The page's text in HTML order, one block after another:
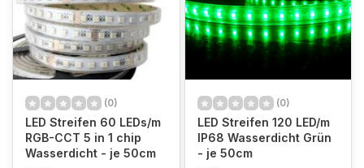
(0)
LED Streifen 60 LEDs/m
RGB-CCT 5 in 1 chip
Wasserdicht - je 50cm
(0)
LED Streifen 120 LED/m
IP68 Wasserdicht Grün
- je 50cm